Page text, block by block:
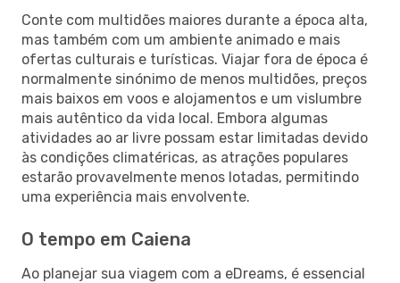
Conte com multidões maiores durante a época alta,
mas também com um ambiente animado e mais
ofertas culturais e turísticas. Viajar fora de época é
normalmente sinónimo de menos multidões, preços
mais baixos em voos e alojamentos e um vislumbre
mais autêntico da vida local. Embora algumas
atividades ao ar livre possam estar limitadas devido
às condições climatéricas, as atrações populares
estarão provavelmente menos lotadas, permitindo
uma experiência mais envolvente.
O tempo em Caiena
Ao planejar sua viagem com a eDreams, é essencial